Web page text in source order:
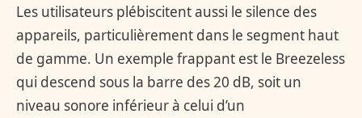
Les utilisateurs plébiscitent aussi le silence des
appareils, particulièrement dans le segment haut
de gamme. Un exemple frappant est le Breezeless
qui descend sous la barre des 20 dB, soit un
niveau sonore inférieur à celui d’un